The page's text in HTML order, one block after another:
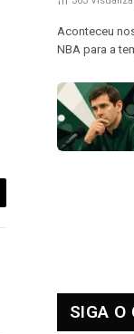
Aconteceu
NBA para a
SIGA O